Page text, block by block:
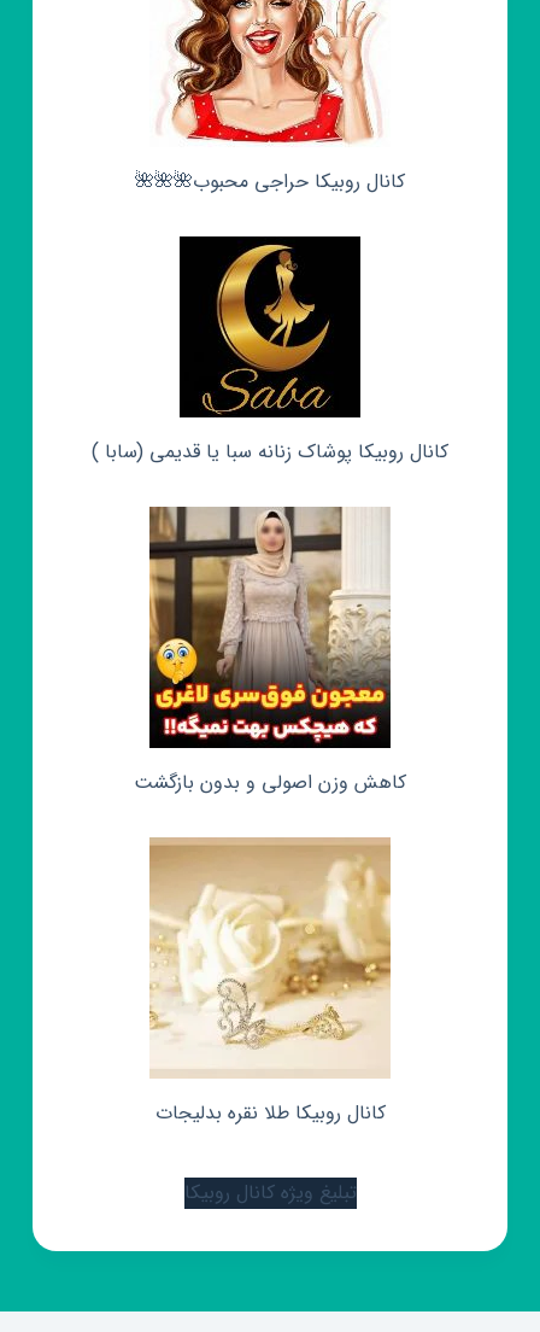
کانال روبیکا حراجی محبوب🌺🌺🌺
کانال روبیکا پوشاک زنانه سبا یا قدیمی (سابا )
کاهش وزن اصولی و بدون بازگشت
کانال روبیکا طلا نقره بدلیجات
تبلیغ ویژه کانال روبیکا